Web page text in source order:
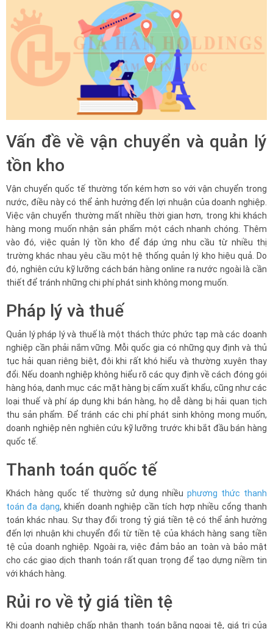
Vấn đề về vận chuyển và quản lý
tồn kho
Vận chuyển quốc tế thường tốn kém hơn so với vận chuyển trong
nước, điều này có thể ảnh hưởng đến lợi nhuận của doanh nghiệp.
Việc vận chuyển thường mất nhiều thời gian hơn, trong khi khách
hàng mong muốn nhận sản phẩm một cách nhanh chóng. Thêm
vào đó, việc quản lý tồn kho để đáp ứng nhu cầu từ nhiều thị
trường khác nhau yêu cầu một hệ thống quản lý kho hiệu quả. Do
đó, nghiên cứu kỹ lưỡng cách bán hàng online ra nước ngoài là cần
thiết để tránh những chi phí phát sinh không mong muốn.
Pháp lý và thuế
Quản lý pháp lý và thuế là một thách thức phức tạp mà các doanh
nghiệp cần phải nắm vững. Mỗi quốc gia có những quy định và thủ
tục hải quan riêng biệt, đôi khi rất khó hiểu và thường xuyên thay
đổi. Nếu doanh nghiệp không hiểu rõ các quy định về cách đóng gói
hàng hóa, danh mục các mặt hàng bị cấm xuất khẩu, cũng như các
loại thuế và phí áp dụng khi bán hàng, họ dễ dàng bị hải quan tịch
thu sản phẩm. Để tránh các chi phí phát sinh không mong muốn,
doanh nghiệp nên nghiên cứu kỹ lưỡng trước khi bắt đầu bán hàng
quốc tế.
Thanh toán quốc tế
Khách hàng quốc tế thường sử dụng nhiều phương thức thanh
toán đa dạng, khiến doanh nghiệp cần tích hợp nhiều cổng thanh
toán khác nhau. Sự thay đổi trong tỷ giá tiền tệ có thể ảnh hưởng
đến lợi nhuận khi chuyển đổi từ tiền tệ của khách hàng sang tiền
tệ của doanh nghiệp. Ngoài ra, việc đảm bảo an toàn và bảo mật
cho các giao dịch thanh toán rất quan trọng để tạo dựng niềm tin
với khách hàng.
Rủi ro về tỷ giá tiền tệ
Khi doanh nghiệp chấp nhận thanh toán bằng ngoại tệ, giá trị của